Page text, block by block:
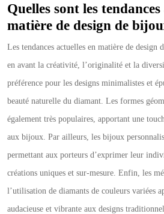
Quelles sont les
matière de design de
Les tendances actuelles en matière de design
en avant la créativité, l’originalité et la
préférence pour les designs minimalistes et
beauté naturelle du diamant. Les formes
également très populaires, apportant une
aux bijoux. Par ailleurs, les bijoux
permettant aux porteurs d’exprimer leur
créations uniques et sur-mesure. Enfin, les
l’utilisation de diamants de couleurs variées
audacieuse et vibrante aux designs